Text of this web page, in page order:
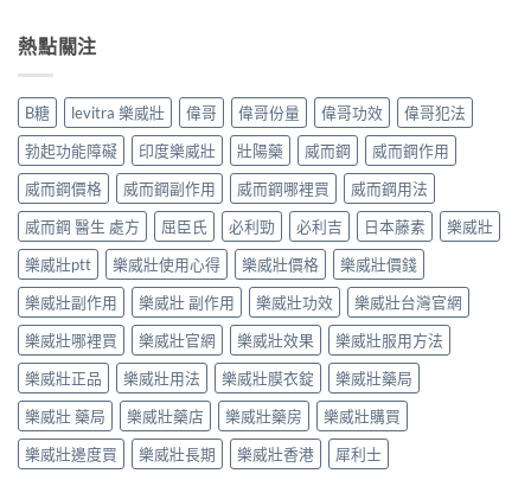
熱點關注
B糖 levitra 樂威壯 偉哥 偉哥份量 偉哥功效
偉哥犯法
勃起功能障礙
印度樂威壯 壯陽藥 威而鋼
威而鋼作用
威而鋼價格
威而鋼副作用 威而鋼哪裡買
威而鋼用法
威而鋼 醫生 處方
屈臣氏 必利勁 必利吉 日本藤素
樂威壯
樂威壯ptt
樂威壯使用心得 樂威壯價格
樂威壯價錢
樂威壯副作用
樂威壯 副作用 樂威壯功效
樂威壯台灣官網
樂威壯哪裡買
樂威壯官網 樂威壯效果
樂威壯服用方法
樂威壯正品
樂威壯用法 樂威壯膜衣錠
樂威壯藥局
樂威壯 藥局
樂威壯藥店 樂威壯藥房
樂威壯購買
樂威壯邊度買
樂威壯長期 樂威壯香港 犀利士